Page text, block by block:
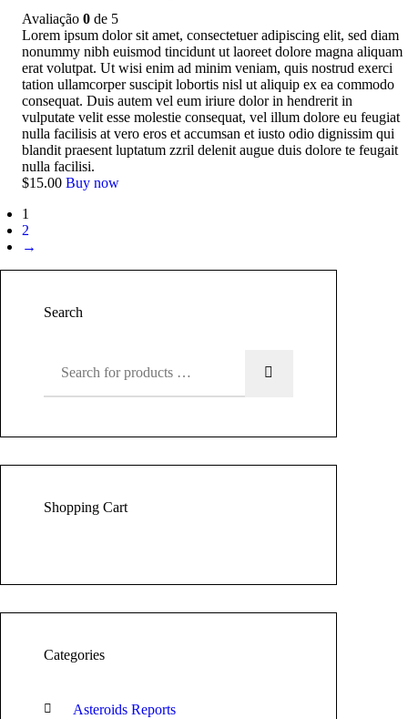
Avaliação 0 de 5
Lorem ipsum dolor sit amet, consectetuer adipiscing elit, sed diam
nonummy nibh euismod tincidunt ut laoreet dolore magna aliquam
erat volutpat. Ut wisi enim ad minim veniam, quis nostrud exerci
tation ullamcorper suscipit lobortis nisl ut aliquip ex ea commodo
consequat. Duis autem vel eum iriure dolor in hendrerit in
vulputate velit esse molestie consequat, vel illum dolore eu feugiat
nulla facilisis at vero eros et accumsan et iusto odio dignissim qui
blandit praesent luptatum zzril delenit augue duis dolore te feugait
nulla facilisi.
$15.00 Buy now
1
2
→
Search
Shopping Cart
Categories
Asteroids Reports